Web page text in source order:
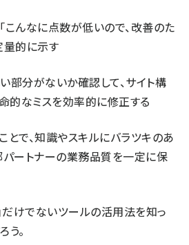
こんなに点数が低いので、改善のた
量的に示す
部分がないか確認して、サイト構
的なミスを効率的に修正する
とで、知識やスキルにバラツキのあ
パートナーの業務品質を一定に保
だけでないツールの活用法を知っ
う。